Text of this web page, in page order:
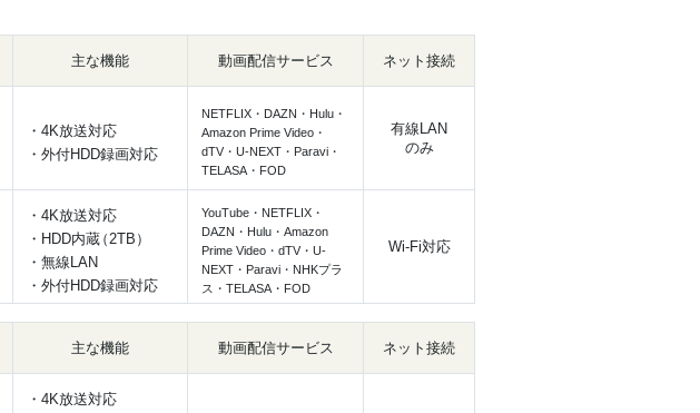
主な機能 動画配信サービス ネット接続
・4K放送対応
・外付HDD録画対応
NETFLIX・DAZN・Hulu・
Amazon Prime Video・
dTV・U-NEXT・Paravi・
TELASA・FOD
有線LAN
のみ
・4K放送対応
・HDD内蔵（2TB）
・無線LAN
・外付HDD録画対応
YouTube・NETFLIX・
DAZN・Hulu・Amazon
Prime Video・dTV・U-
NEXT・Paravi・NHKプラ
ス・TELASA・FOD
Wi-Fi対応
主な機能 動画配信サービス ネット接続
・4K放送対応